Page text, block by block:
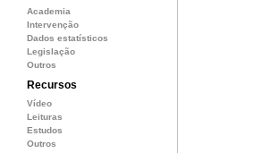
Academia
Intervenção
Dados estatísticos
Legislação
Outros
Recursos
Vídeo
Leituras
Estudos
Outros